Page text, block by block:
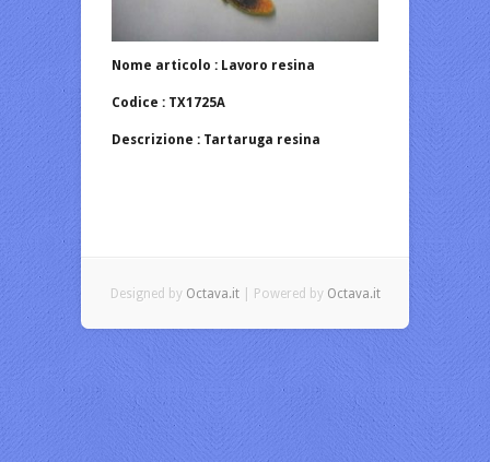
Nome articolo : Lavoro resina
Codice : TX1725A
Descrizione : Tartaruga resina
Designed by Octava.it| Powered by Octava.it